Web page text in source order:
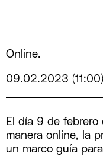
Online.
09.02.2023 (11:00)
El día 9 de
manera online, la
un marco guía